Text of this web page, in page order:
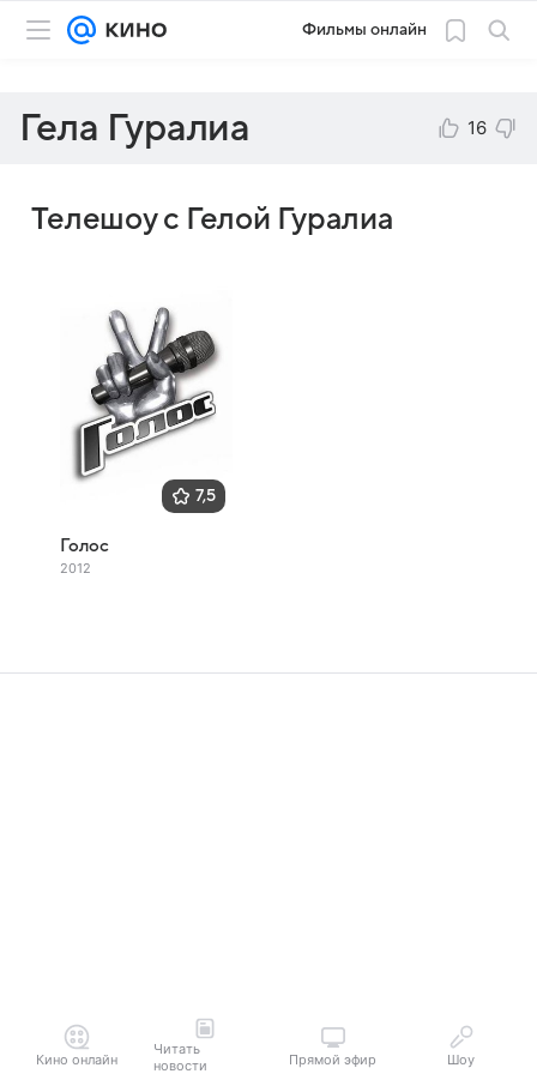
Фильмы онлайн
Гела Гуралиа 16
Телешоу с Гелой Гуралиа
7,5
Голос
2012
Кино онлайн
Читать
новости
Прямой эфир Шоу